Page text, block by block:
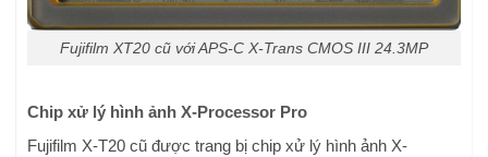
Fujifilm XT20 cũ với APS-C X-Trans CMOS III 24.3MP
Chip xử lý hình ảnh X-Processor Pro
Fujifilm X-T20 cũ được trang bị chip xử lý hình ảnh X-